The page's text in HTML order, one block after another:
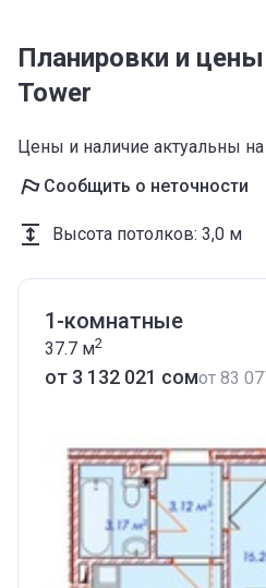
Планировки и
Tower
Цены и наличие актуальны на
Сообщить о неточности
Высота потолков: 3,0 м
1-комнатные
37.7 м2
от ‍3 132 021 сомот ‍83